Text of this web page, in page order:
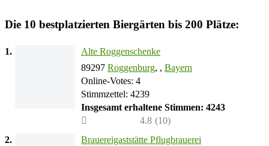
Die 10 bestplatzierten Biergärten bis 200 Plätze:
1.
Alte Roggenschenke
89297 Roggenburg, , Bayern
Online-Votes: 4
Stimmzettel: 4239
Insgesamt erhaltene Stimmen: 4243
4.8 (10)
2.
Brauereigaststätte Pflugbrauerei